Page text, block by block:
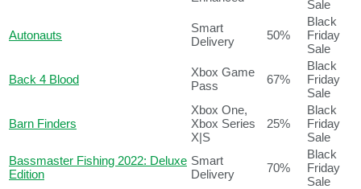
Sale
Autonauts
Smart
Delivery
50%
Black
Friday
Sale
Back 4 Blood
Xbox Game
Pass
67%
Black
Friday
Sale
Barn Finders
Xbox One,
Xbox Series
X|S
25%
Black
Friday
Sale
Bassmaster Fishing 2022: Deluxe
Edition
Smart
Delivery
70%
Black
Friday
Sale